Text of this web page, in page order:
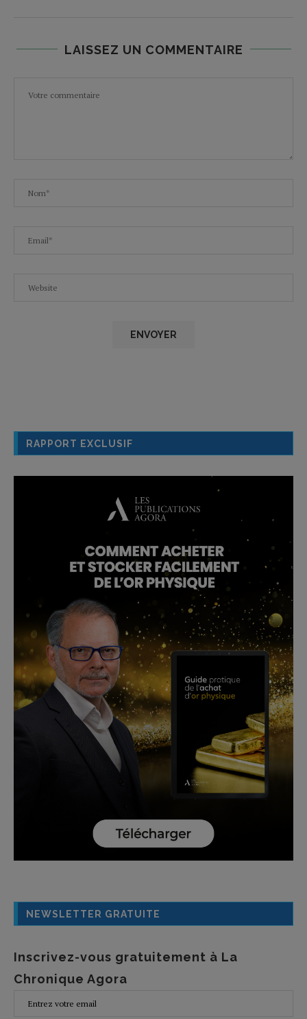
LAISSEZ UN COMMENTAIRE
RAPPORT EXCLUSIF
NEWSLETTER GRATUITE
Inscrivez-vous gratuitement à La
Chronique Agora